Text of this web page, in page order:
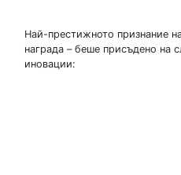
Най-престижното признание
награда – беше присъдено на
иновации: